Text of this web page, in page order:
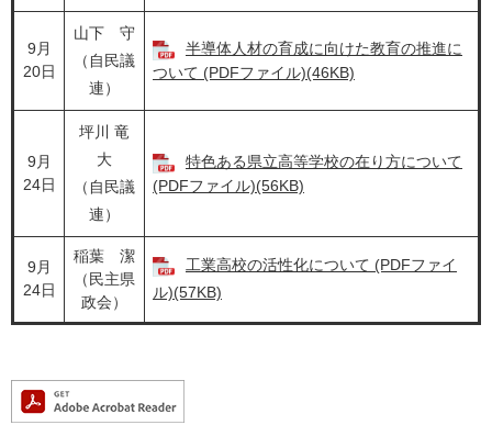
9月
20日
山下 守
（自民議
連）
半導体人材の育成に向けた教育の推進に
ついて (PDFファイル)(46KB)
​9月
24日
坪川 竜
大
（自民議
連）
特色ある県立高等学校の在り方について
(PDFファイル)(56KB)
9月
24日
稲葉 潔
（民主県
政会）
工業高校の活性化について (PDFファイ
ル)(57KB)